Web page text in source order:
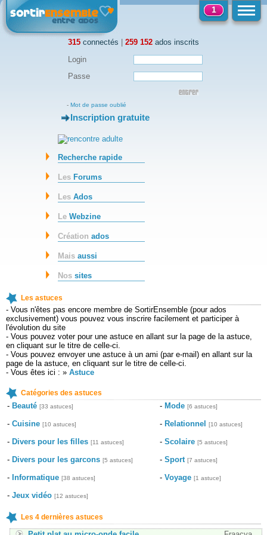
315 connectés | 259 152 ados inscrits
1
Login
Passe
- Mot de passe oublié
-Inscription gratuite
Recherche rapide
Les Forums
LesAdos
LeWebzine
Créationados
Maisaussi
Nossites
Les astuces
- Vous n'êtes pas encore membre de SortirEnsemble (pour ados
exclusivement) vous pouvez vous inscrire facilement et participer à
l'évolution du site
- Vous pouvez voter pour une astuce en allant sur la page de la astuce,
en cliquant sur le titre de celle-ci.
- Vous pouvez envoyer une astuce à un ami (par e-mail) en allant sur la
page de la astuce, en cliquant sur le titre de celle-ci.
- Vous êtes ici : » Astuce
Catégories des astuces
- Beauté [33 astuces]
- Cuisine [10 astuces]
- Divers pour les filles [11 astuces]
- Divers pour les garcons [5 astuces]
- Informatique [38 astuces]
- Jeux vidéo [12 astuces]
- Mode [6 astuces]
- Relationnel [10 astuces]
- Scolaire [5 astuces]
- Sport [7 astuces]
- Voyage [1 astuce]
Les 4 dernières astuces